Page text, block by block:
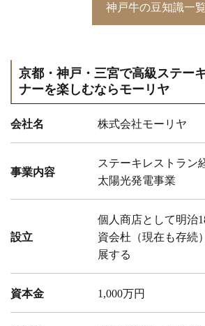
神戸牛の豆知識一覧
京都・神戸・三宮で高級ステー
ナーを楽しむならモーリヤ
会社名 株式会社モーリヤ
事業内容
ステーキレストラン
太陽光発電事業
設立
個人商店として明治
資会杜（現在も存続
展する
資本金 1,000万円